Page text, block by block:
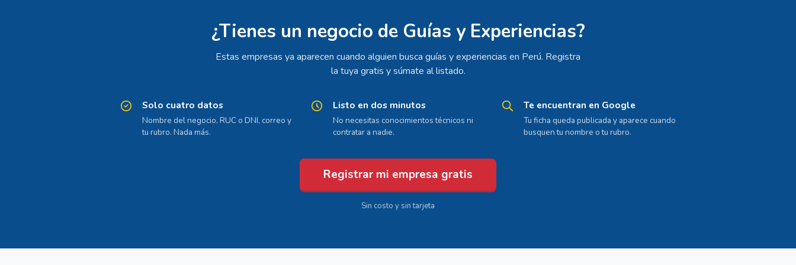
¿Tienes un negocio de Guías y Experiencias?
Estas empresas ya aparecen cuando alguien busca guías y experiencias en Perú. Registra
la tuya gratis y súmate al listado.
Solo cuatro datos
Nombre del negocio, RUC o DNI, correo y
tu rubro. Nada más.
Listo en dos minutos
No necesitas conocimientos técnicos ni
contratar a nadie.
Te encuentran en Google
Tu ficha queda publicada y aparece cuando
busquen tu nombre o tu rubro.
Registrar mi empresa gratis
Sin costo y sin tarjeta